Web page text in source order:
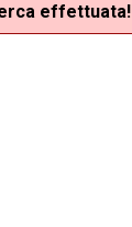
effettuata!